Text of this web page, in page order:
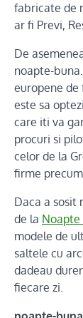
fabricate de
ar fi Previ,
De
noapte-
europene
este sa
care iti va
procuri si
celor de la
firme
Daca a sosit
de la Noapte
modele de
saltele cu
dadeau
fiecare zi.